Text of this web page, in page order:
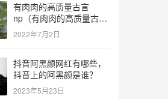
有肉肉的高质量古言
np（有肉肉的高质量古言
np推荐）
2022年7月2日
抖音阿黑颜网红有哪些，
抖音上的阿黑颜是谁？
2023年5月23日